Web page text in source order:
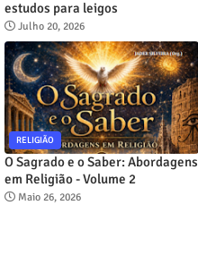
estudos para leigos
Julho 20, 2026
RELIGIÃO
O Sagrado e o Saber: Abordagens
em Religião - Volume 2
Maio 26, 2026